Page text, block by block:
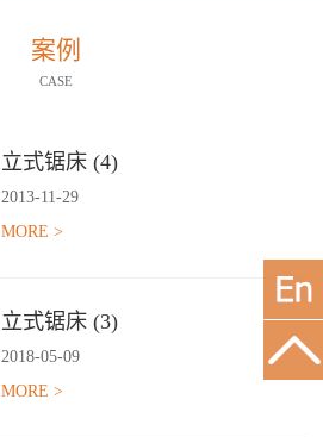
案例
CASE
立式锯床 (4)
2013-11 -29
MORE >
立式锯床 (3)
2018-05-09
MORE >